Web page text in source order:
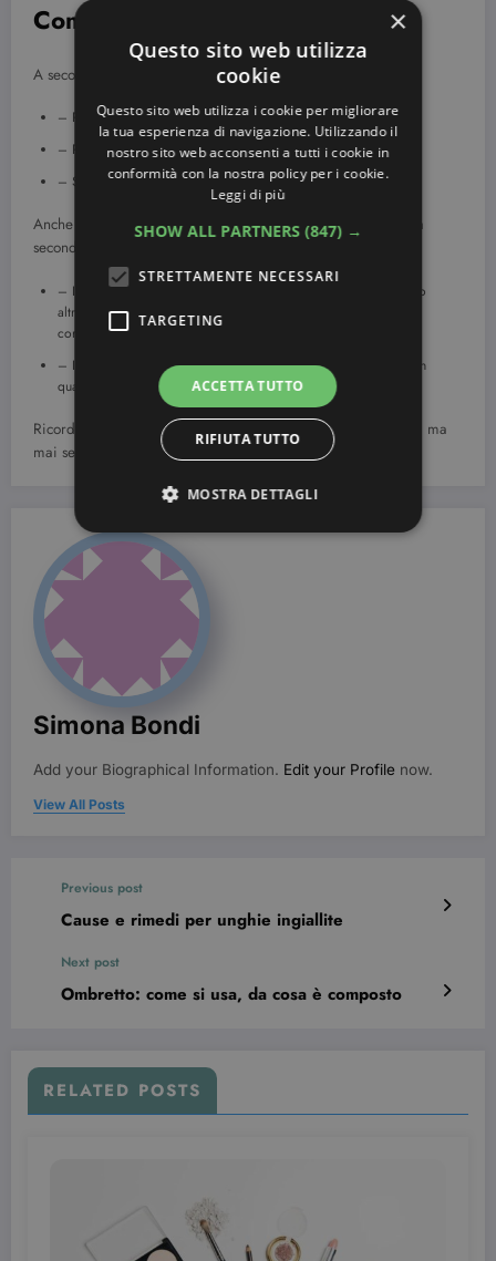
Come applicare il correttore?
A seconda della tipologia:
– Polpastrello, picchiettandolo delicatamente.
– Pennello classico.
– Spugnetta a cuneo.
Anche il momento giusto per applicare il correttore cambia a
seconda del tipo di fondotinta che si usa.
– Il correttore va applicato dopo il fondotinta compatto o fluido
altrimenti, sfumando il fondotinta, andremmo a “tirare” via il
correttore.
– Il correttore va applicato prima del fondotinta minerale che, in
quanto polvere non altera lo scopo del correttore.
Ricordatevi, mai esagerare, nascontere i difetti va benissimo, ma
mai sembrare una maschera di carnevale!
Simona Bondi
Add your Biographical Information. Edit your Profile now.
View All Posts
Previous post
Cause e rimedi per unghie ingiallite
Next post
Ombretto: come si usa, da cosa è composto
RELATED POSTS
×
Questo sito web utilizza
cookie
Questo sito web utilizza i cookie per migliorare
la tua esperienza di navigazione. Utilizzando il
nostro sito web acconsenti a tutti i cookie in
conformità con la nostra policy per i cookie.
Leggi di più
SHOW ALL PARTNERS (847) →
STRETTAMENTE NECESSARI
TARGETING
ACCETTA TUTTO
RIFIUTA TUTTO
MOSTRA DETTAGLI
Strettamente necessari
I cookie strettamente necessari consentono le
funzionalità principali del sito web come
l'accesso dell'utente e la gestione dell'account. Il
sito web non può essere utilizzato correttamente
senza i cookie strettamente necessari.
Nome
beauty.dimmicosacerchi.it